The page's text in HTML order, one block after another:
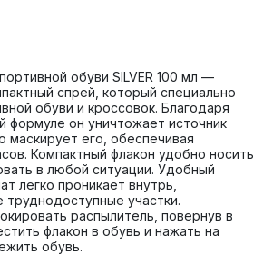
обуви SILVER 100 мл —
спрей, который cпециально
обуви и кроссовок. Благодаря
формуле он уничтожает источник
маскирует его, обеспечивая
Компактный флакон удобно носить
в любой ситуации. Удобный
легко проникает внутрь,
участки.
распылитель, повернув в
флакон в обувь и нажать на
обувь.